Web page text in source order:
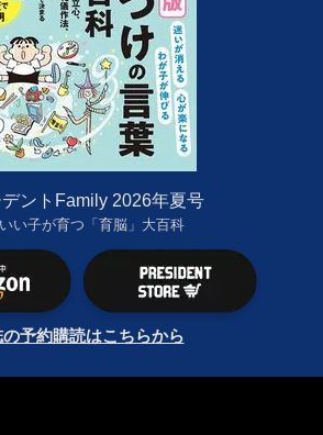
ントFamily 2026年夏号
い子が育つ「育脳」大百科
予約購読はこちらから